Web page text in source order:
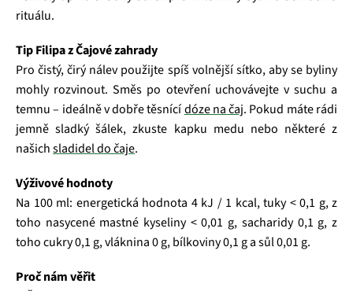
rituálu.
Tip Filipa z Čajové zahrady
Pro čistý, čirý nálev použijte spíš volnější sítko, aby se byliny
mohly rozvinout. Směs po otevření uchovávejte v suchu a
temnu – ideálně v dobře těsnícídóze na čaj. Pokud máte rádi
jemně sladký šálek, zkuste kapku medu nebo některé z
našichsladidel do čaje.
Výživové hodnoty
Na 100 ml: energetická hodnota 4 kJ / 1 kcal, tuky < 0,1 g, z
toho nasycené mastné kyseliny < 0,01 g, sacharidy 0,1 g, z
toho cukry 0,1 g, vláknina 0 g, bílkoviny 0,1 g a sůl 0,01 g.
Proč nám věřit